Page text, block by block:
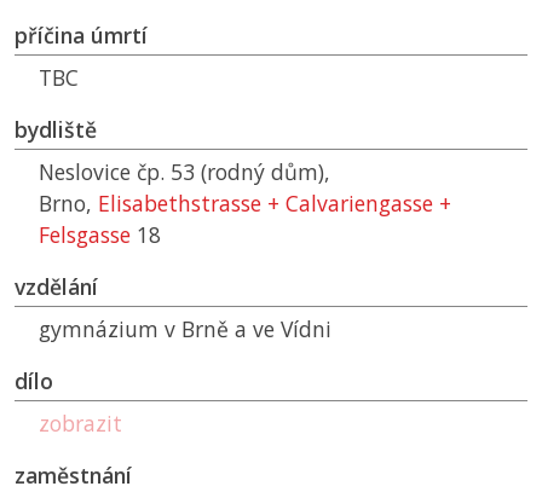
příčina úmrtí
TBC
bydliště
Neslovice čp. 53 (rodný dům),
Brno, Elisabethstrasse + Calvariengasse +
Felsgasse 18
vzdělání
gymnázium v Brně a ve Vídni
dílo
zobrazit
zaměstnání